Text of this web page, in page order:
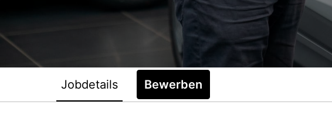
Jobdetails Bewerben